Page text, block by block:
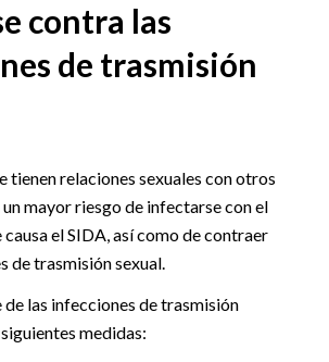
contra las
de trasmisión
tienen relaciones sexuales con otros
mayor riesgo de infectarse con el
el SIDA, así como de contraer
de trasmisión sexual.
las infecciones de trasmisión
medidas: